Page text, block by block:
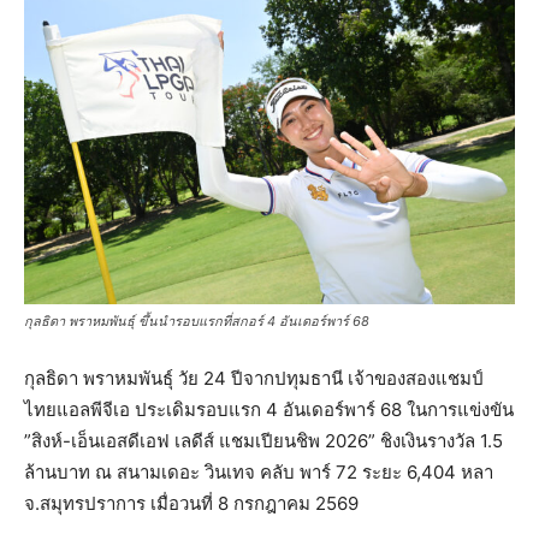
กุลธิดา พราหมพันธุ์ ขึ้นนำรอบแรกที่สกอร์ 4 อันเดอร์พาร์ 68
กุลธิดา พราหมพันธุ์ วัย 24 ปีจากปทุมธานี เจ้าของสองแชมป์
ไทยแอลพีจีเอ ประเดิมรอบแรก 4 อันเดอร์พาร์ 68 ในการแข่งขัน
”สิงห์-เอ็นเอสดีเอฟ เลดีส์ แชมเปียนชิพ 2026” ชิงเงินรางวัล 1.5
ล้านบาท ณ สนามเดอะ วินเทจ คลับ พาร์ 72 ระยะ 6,404 หลา
จ.สมุทรปราการ เมื่อวนที่ 8 กรกฎาคม 2569